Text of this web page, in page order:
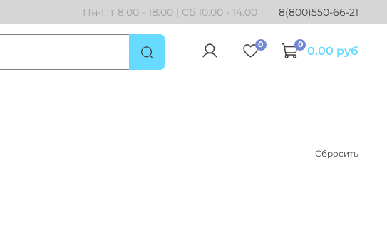
Пн-Пт 8:00 - 18:00 | Сб 10:00 - 14:00 8(800)550-66-21
0 0 0.00 руб
Сбросить